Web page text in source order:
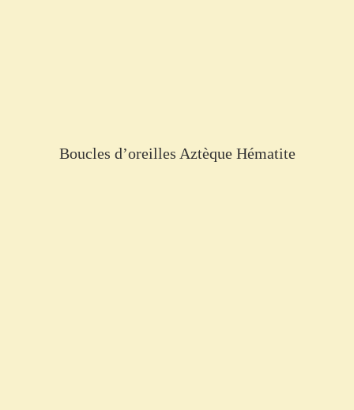
Boucles d’oreilles Aztèque Hématite
€